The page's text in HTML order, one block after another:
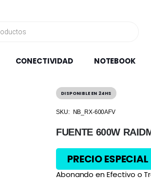
CONECTIVIDAD NOTEBOOK
DISPONIBLE EN 24HS
SKU: NB_RX-600AFV
FUENTE 600W
PRECIO ESPECIAL
Abonando en Efectivo o